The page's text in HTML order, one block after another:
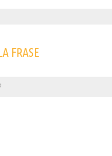
FRASE